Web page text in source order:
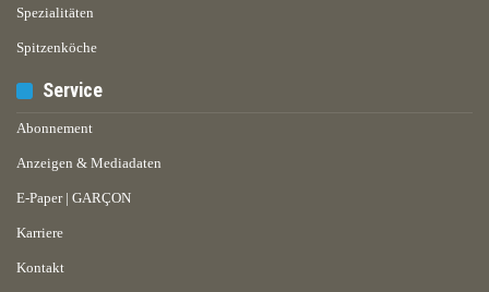
Spezialitäten
Spitzenköche
Service
Abonnement
Anzeigen & Mediadaten
E-Paper | GARÇON
Karriere
Kontakt